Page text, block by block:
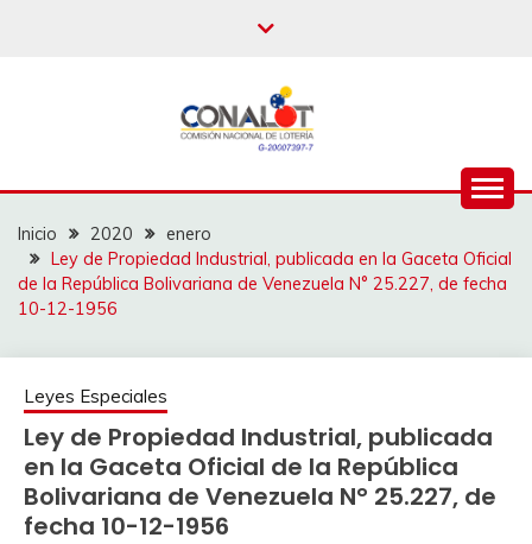
Inicio 2020
enero
Ley de Propiedad Industrial, publicada en la Gaceta Oficial
de la República Bolivariana de Venezuela N° 25.227, de fecha
10-12-1956
Leyes Especiales
Ley de Propiedad Industrial, publicada
en la Gaceta Oficial de la República
Bolivariana de Venezuela N° 25.227, de
fecha 10-12-1956